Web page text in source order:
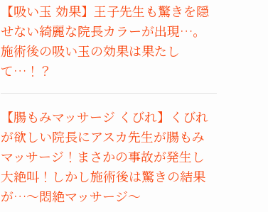
【吸い玉 効果】王子先生も驚きを隠
せない綺麗な院長カラーが出現…。
施術後の吸い玉の効果は果たし
て…！？
【腸もみマッサージ くびれ】くびれ
が欲しい院長にアスカ先生が腸もみ
マッサージ！まさかの事故が発生し
大絶叫！しかし施術後は驚きの結果
が…〜悶絶マッサージ〜